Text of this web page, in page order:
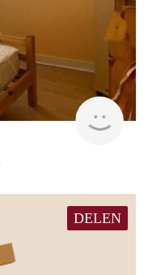
DELEN